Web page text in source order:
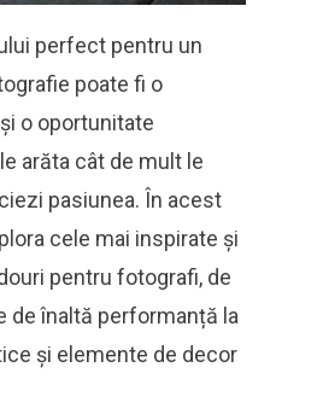
perfect pentru un
poate fi o
o oportunitate
arăta cât de mult le
pasiunea. În acest
cele mai inspirate și
pentru fotografi, de
de înaltă performanță la
și elemente de decor